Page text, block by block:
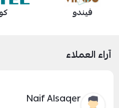
فيندو
آراء العملاء
يزيد الصواط